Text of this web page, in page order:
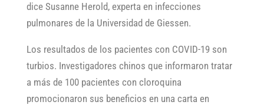
dice Susanne Herold, experta en infecciones
pulmonares de la Universidad de Giessen.
Los resultados de los pacientes con COVID-19 son
turbios. Investigadores chinos que informaron tratar
a más de 100 pacientes con cloroquina
promocionaron sus beneficios en una carta en